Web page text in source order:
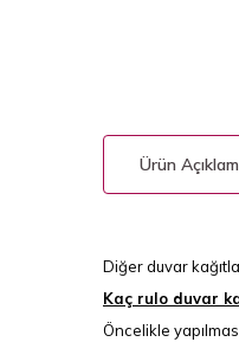
Ürün
Diğer duvar
Kaç rulo duvar
Öncelikle